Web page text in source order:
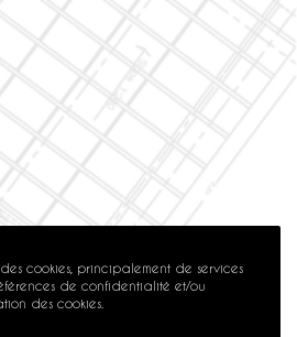
cookies, principalement de services
de confidentialité et/ou
des cookies.